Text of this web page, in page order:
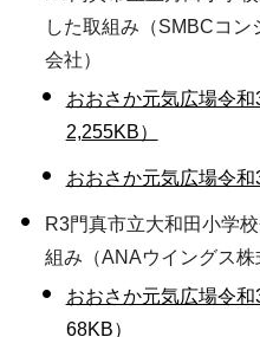
した取組み（SMBCコ
会社）
おおさか元気広場令和
2,255KB）
おおさか元気広場令和
R3門真市立大和田小学
組み（ANAウイングス株
おおさか元気広場令和
68KB）